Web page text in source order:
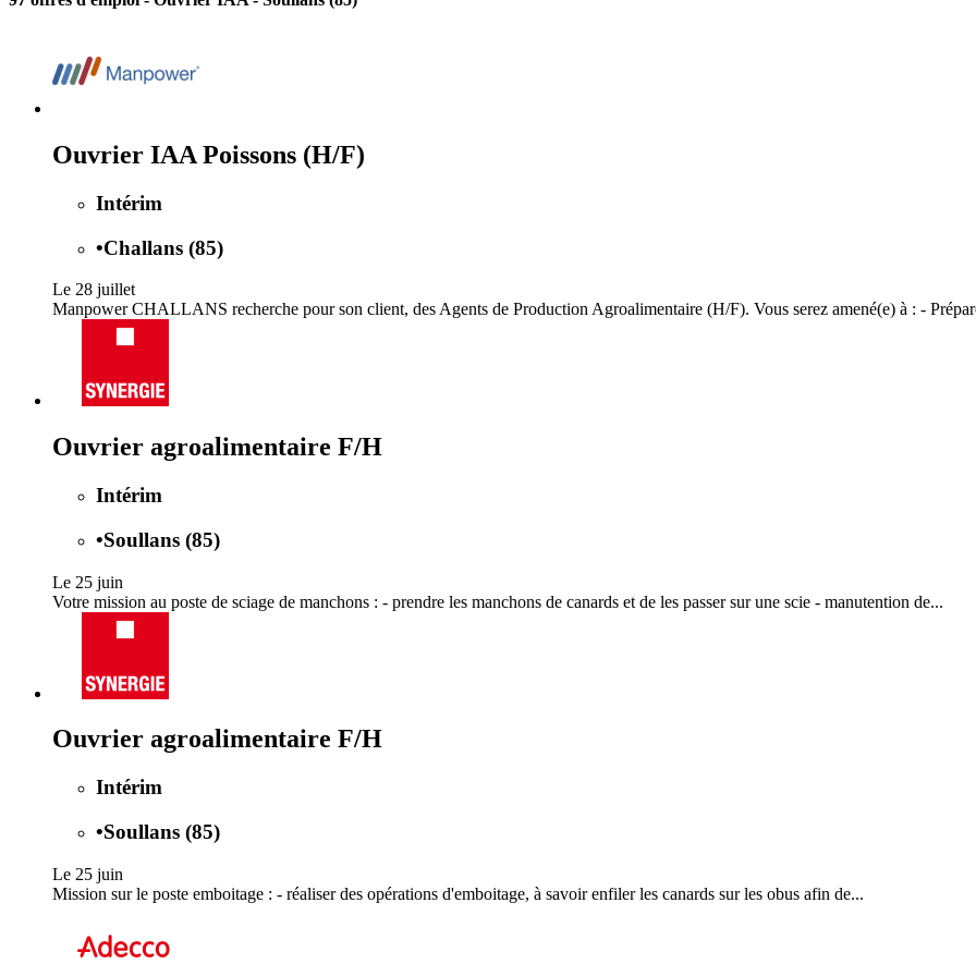
Ouvrier IAA Poissons (H/F)
Intérim
•Challans (85)
Le 28 juillet
Manpower CHALLANS recherche pour son client, des Agents de Production Agroalimentaire (H/F). Vous serez amené(e) à : -
Ouvrier agroalimentaire F/H
Intérim
•Soullans (85)
Le 25 juin
Votre mission au poste de sciage de manchons : - prendre les manchons de canards et de les passer sur une scie - manutention de...
Ouvrier agroalimentaire F/H
Intérim
•Soullans (85)
Le 25 juin
Mission sur le poste emboitage : - réaliser des opérations d'emboitage, à savoir enfiler les canards sur les obus afin de...